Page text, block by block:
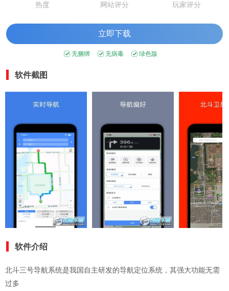
热度 网站评分 玩家评分
立即下载
无捆绑 无病毒 绿色版
软件截图
软件介绍
北斗三号导航系统是我国自主研发的导航定位系统，其强大功能无需
过多